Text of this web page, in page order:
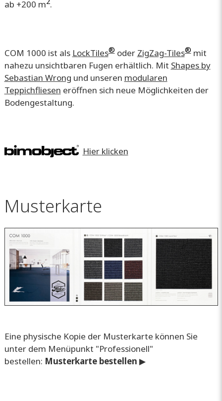
ab +200 m .
COM 1000 ist als LockTiles®oder ZigZag-Tiles®mit
nahezu unsichtbaren Fugen erhältlich. Mit Shapes by
Sebastian Wrong und unseren modularen
Teppichfliesen eröffnen sich neue Möglichkeiten der
Bodengestaltung.
Hier klicken
Musterkarte
Eine physische Kopie der Musterkarte können Sie
unter dem Menüpunkt "Professionell"
bestellen: Musterkarte bestellen ▶